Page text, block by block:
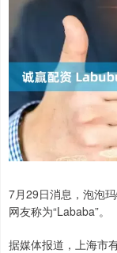
7月29日消息，泡泡
网友称为“Lababa”。
据媒体报道，上海市